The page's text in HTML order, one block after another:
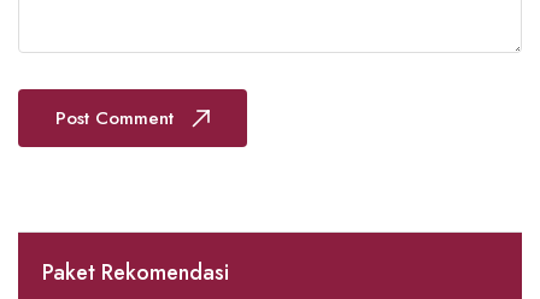
Post Comment
Paket Rekomendasi